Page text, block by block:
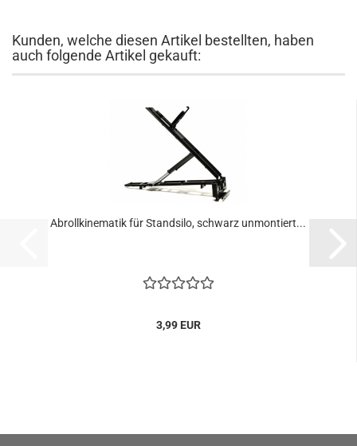
Kunden, welche diesen Artikel bestellten, haben
auch folgende Artikel gekauft:
Abrollkinematik für Standsilo, schwarz unmontiert...
3,99 EUR